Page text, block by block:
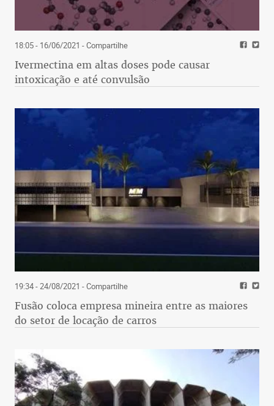
18:05 - 16/06/2021 - Compartilhe
Ivermectina em altas doses pode causar
intoxicação e até convulsão
19:34 - 24/08/2021 - Compartilhe
Fusão coloca empresa mineira entre as maiores
do setor de locação de carros